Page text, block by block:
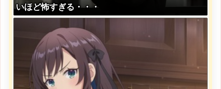
いほど怖すぎる・・・